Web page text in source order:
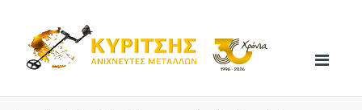
navigation
content